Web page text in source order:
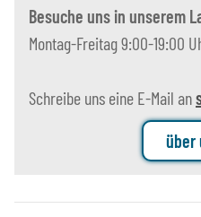
Besuche uns in unserem
Montag-Freitag 9:00-19:00
Schreibe uns eine E-Mail an
über